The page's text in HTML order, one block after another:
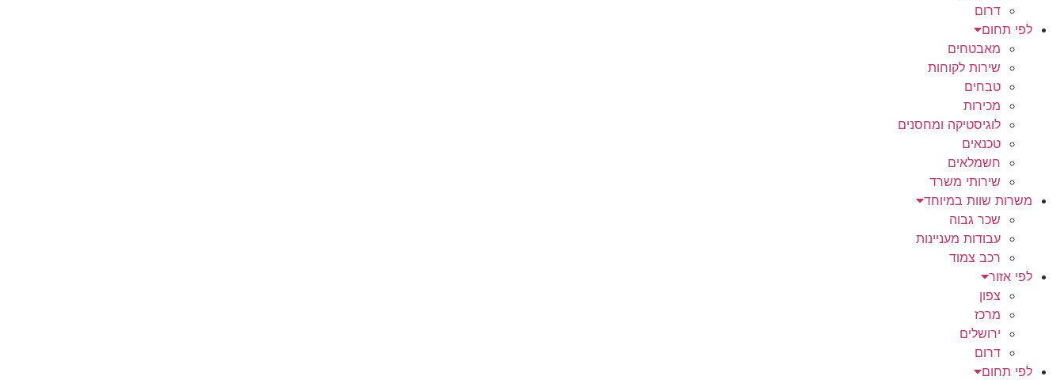
דרום
לפי תחום
מאבטחים
שירות לקוחות
טבחים
מכירות
לוגיסטיקה ומחסנים
טכנאים
חשמלאים
שירותי משרד
משרות שוות במיוחד
שכר גבוה
עבודות מעניינות
רכב צמוד
לפי אזור
צפון
מרכז
ירושלים
דרום
לפי תחום